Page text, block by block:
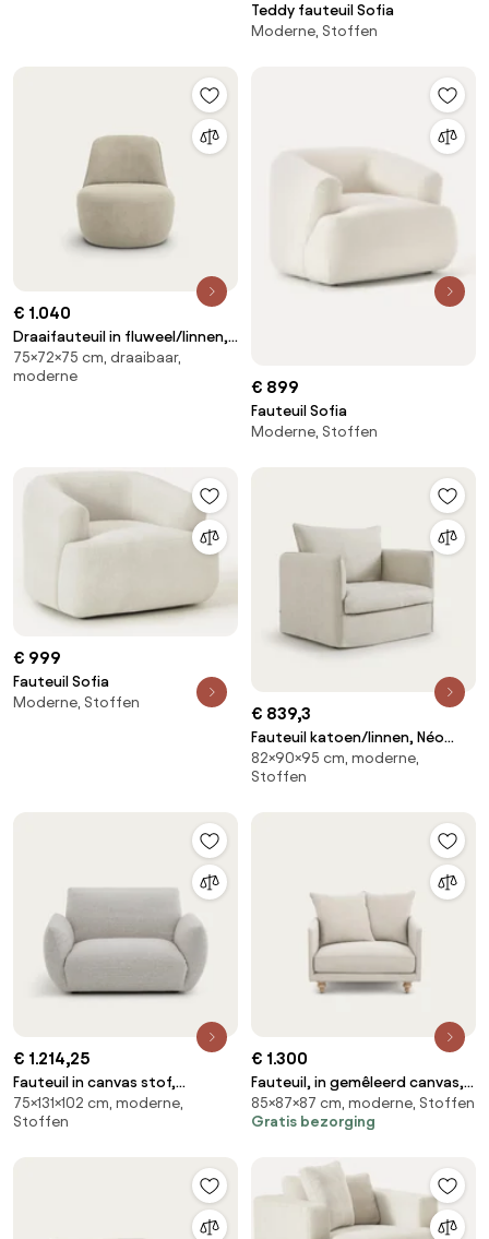
Teddy fauteuil Sofia
Moderne, Stoffen
€ 1.040
Draaifauteuil in fluweel/linnen,
Rosebury
75×72×75 cm, draaibaar,
moderne
€ 899
Fauteuil Sofia
Moderne, Stoffen
€ 999
Fauteuil Sofia
Moderne, Stoffen
€ 839,3
Fauteuil katoen/linnen, Néo
Chiquito
82×90×95 cm, moderne,
Stoffen
€ 1.214,25
Fauteuil in canvas stof,
Spogano
75×131×102 cm, moderne,
Stoffen
€ 1.300
Fauteuil, in gemêleerd canvas,
LAZARE
85×87×87 cm, moderne, Stoffen
Gratis bezorging